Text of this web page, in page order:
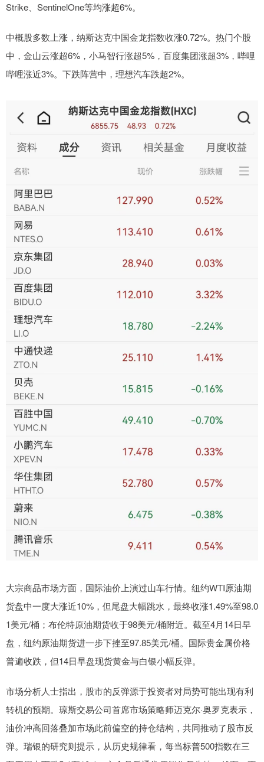
Strike、SentinelOne等均涨超6%。
中概股多数上涨，纳斯达克中国金龙指数收涨0.72%。热门个股
中，金山云涨超6%，小马智行涨超5%，百度集团涨超3%，哔哩
哔哩涨近3%。下跌阵营中，理想汽车跌超2%。
大宗商品市场方面，国际油价上演过山车行情。纽约WTI原油期
货盘中一度大涨近10%，但尾盘大幅跳水，最终收涨1.49%至98.0
1美元/桶；布伦特原油期货收于98美元/桶附近。截至4月14日早
盘，纽约原油期货进一步下挫至97.85美元/桶。国际贵金属价格
普遍收跌，但14日早盘现货黄金与白银小幅反弹。
市场分析人士指出，股市的反弹源于投资者对局势可能出现有利
转机的预期。琼斯交易公司首席市场策略师迈克尔·奥罗克表示，
油价冲高回落叠加市场此前偏空的持仓结构，共同推动了股市反
弹。瑞银的研究则提示，从历史规律看，每当标普500指数在三